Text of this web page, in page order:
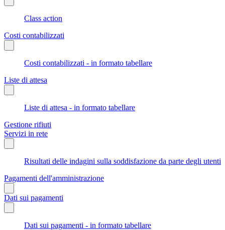
Class action
Costi contabilizzati
Costi contabilizzati - in formato tabellare
Liste di attesa
Liste di attesa - in formato tabellare
Gestione rifiuti
Servizi in rete
Risultati delle indagini sulla soddisfazione da parte degli utenti
Pagamenti dell'amministrazione
Dati sui pagamenti
Dati sui pagamenti - in formato tabellare